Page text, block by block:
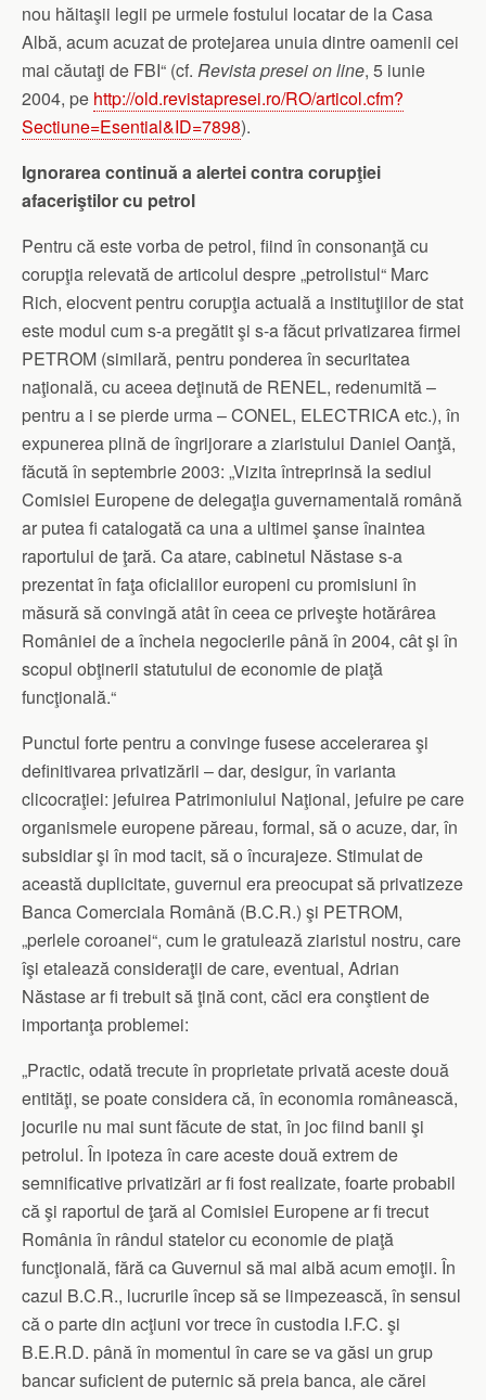
nou hăitaşii legii pe urmele fostului locatar de la Casa
Albă, acum acuzat de protejarea unuia dintre oamenii cei
mai căutaţi de FBI“ (cf. Revista preseion line, 5 iunie
2004, pe http://old.revistapresei.ro/RO/articol.cfm?
Sectiune=Esential&ID=7898).
Ignorarea continuă a alertei contra corupţiei
afaceriştilor cu petrol
Pentru că este vorba de petrol, fiind în consonanţă cu
corupţia relevată de articolul despre „petrolistul“ Marc
Rich, elocvent pentru corupţia actuală a instituţiilor de stat
este modul cum s-a pregătit şi s-a făcut privatizarea firmei
PETROM (similară, pentru ponderea în securitatea
naţională, cu aceea deţinută de RENEL, redenumită –
pentru a i se pierde urma – CONEL, ELECTRICA etc.), în
expunerea plină de îngrijorare a ziaristului Daniel Oanţă,
făcută în septembrie 2003: „Vizita întreprinsă la sediul
Comisiei Europene de delegaţia guvernamentală română
ar putea fi catalogată ca una a ultimei şanse înaintea
raportului de ţară. Ca atare, cabinetul Năstase s-a
prezentat în faţa oficialilor europeni cu promisiuni în
măsură să convingă atât în ceea ce priveşte hotărârea
României de a încheia negocierile până în 2004, cât şi în
scopul obţinerii statutului de economie de piaţă
funcţională.“
Punctul forte pentru a convinge fusese accelerarea şi
definitivarea privatizării – dar, desigur, în varianta
clicocraţiei: jefuirea Patrimoniului Naţional, jefuire pe care
organismele europene păreau, formal, să o acuze, dar, în
subsidiar şi în mod tacit, să o încurajeze. Stimulat de
această duplicitate, guvernul era preocupat să privatizeze
Banca Comerciala Română (B.C.R.) şi PETROM,
„perlele coroanei“, cum le gratulează ziaristul nostru, care
îşi etalează consideraţii de care, eventual, Adrian
Năstase ar fi trebuit să ţină cont, căci era conştient de
importanţa problemei:
„Practic, odată trecute în proprietate privată aceste două
entităţi, se poate considera că, în economia românească,
jocurile nu mai sunt făcute de stat, în joc fiind banii şi
petrolul. În ipoteza în care aceste două extrem de
semnificative privatizări ar fi fost realizate, foarte probabil
că şi raportul de ţară al Comisiei Europene ar fi trecut
România în rândul statelor cu economie de piaţă
funcţională, fără ca Guvernul să mai aibă acum emoţii. În
cazul B.C.R., lucrurile încep să se limpezească, în sensul
că o parte din acţiuni vor trece în custodia I.F.C. şi
B.E.R.D. până în momentul în care se va găsi un grup
bancar suficient de puternic să preia banca, ale cărei